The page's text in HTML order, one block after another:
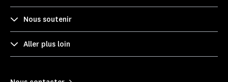
Nous soutenir
Aller plus loin